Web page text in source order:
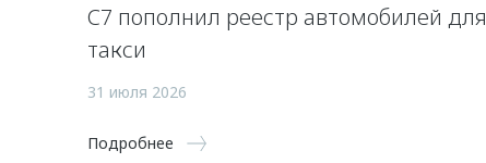
C7 пополнил реестр автомобилей для
такси
31 июля 2026
Подробнее